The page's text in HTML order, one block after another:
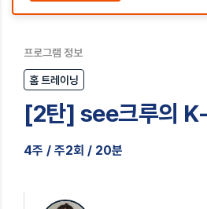
프로그램 정보
홈 트레이닝
[2탄] see크루의
4주 / 주2회 / 20분